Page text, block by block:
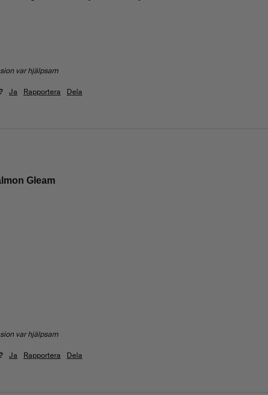
var hjälpsam
Ja Rapportera Dela
Gleam
var hjälpsam
Ja Rapportera Dela